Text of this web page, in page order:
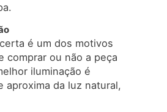
é um dos motivos
comprar ou não a peça
iluminação é
aproxima da luz natural,